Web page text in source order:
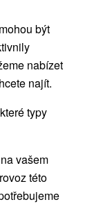
být
nabízet
najít.
typy
vašem
této